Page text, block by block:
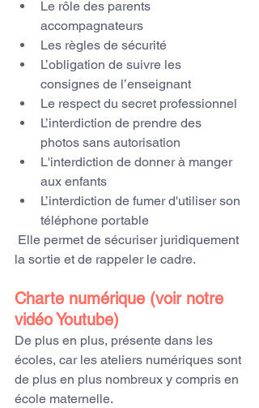
Le rôle des parents
accompagnateurs
Les règles de sécurité
L’obligation de suivre les
consignes de l’enseignant
Le respect du secret professionnel
L’interdiction de prendre des
photos sans autorisation
L'interdiction de donner à manger
aux enfants
L’interdiction de fumer d'utiliser son
téléphone portable
Elle permet de sécuriser juridiquement
la sortie et de rappeler le cadre.
Charte numérique (voir notre
vidéo Youtube)
De plus en plus, présente dans les
écoles, car les ateliers numériques sont
de plus en plus nombreux y compris en
école maternelle.